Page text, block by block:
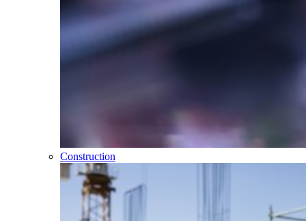
Construction